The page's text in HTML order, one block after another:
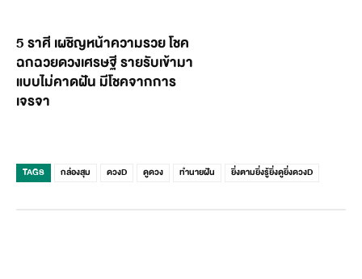
5 ราศี เผชิญหน้าความรวย โชค
ฉกฉวยดวงเศรษฐี รายรับเข้ามา
แบบไม่คาดฝัน มีโชคจากการ
เจรจา
TAGS กล่องสุม ดวงD ดูดวง ทำนายฝัน ยิ่งตามยิ่งรู้ยิ่งดูยิ่งดวงD